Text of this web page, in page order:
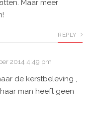
Maar meer
REPLY
2014 4:49 pm
de kerstbeleving ,
man heeft geen